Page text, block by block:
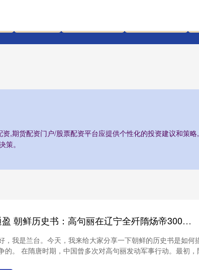
,期货配资门户/股票配资平台应提供个性化的投资建议和策
策。
天通盈 朝鲜历史书：高句丽在辽宁全歼隋炀帝300万大军，史称萨水大捷
，我是兰台。今天，我来给大家分享一下朝鲜的历史书是如何
的。 在隋唐时期，中国曾多次对高句丽发动军事行动。最初